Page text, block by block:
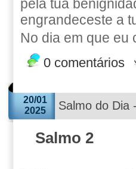
pela tua
engrandeceste a
No dia em que eu
0 comentários
20/01
2025
Salmo do Dia
Salmo 2